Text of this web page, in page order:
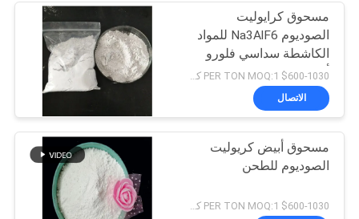
مسحوق كرايوليت
الصوديوم Na3AlF6 للمواد
الكاشطة سداسي فلورو
ألومينات الصوديوم
$600-1030 PER TON MOQ:1 كجم
الاتصال
مسحوق أبيض كريوليت
الصوديوم للطحن
$600-1030 PER TON MOQ:1 كجم